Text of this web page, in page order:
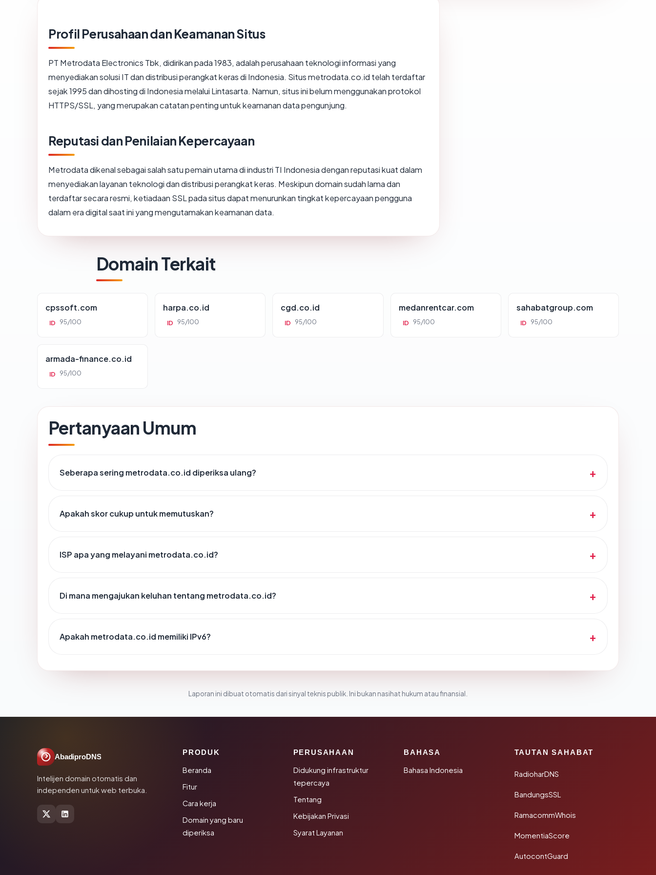
Profil Perusahaan dan Keamanan Situs
PT Metrodata Electronics Tbk, didirikan pada 1983, adalah perusahaan teknologi informasi yang
menyediakan solusi IT dan distribusi perangkat keras di Indonesia. Situs metrodata.co.id telah terdaftar
sejak 1995 dan dihosting di Indonesia melalui Lintasarta. Namun, situs ini belum menggunakan protokol
HTTPS/SSL, yang merupakan catatan penting untuk keamanan data pengunjung.
Reputasi dan Penilaian Kepercayaan
Metrodata dikenal sebagai salah satu pemain utama di industri TI Indonesia dengan reputasi kuat dalam
menyediakan layanan teknologi dan distribusi perangkat keras. Meskipun domain sudah lama dan
terdaftar secara resmi, ketiadaan SSL pada situs dapat menurunkan tingkat kepercayaan pengguna
dalam era digital saat ini yang mengutamakan keamanan data.
Domain Terkait
cpssoft.com
ID 95/100
harpa.co.id
ID 95/100
cgd.co.id
ID 95/100
medanrentcar.com
ID 95/100
sahabatgroup.com
ID 95/100
armada-finance.co.id
ID 95/100
Pertanyaan Umum
Seberapa sering metrodata.co.id diperiksa ulang?
Apakah skor cukup untuk memutuskan?
ISP apa yang melayani metrodata.co.id?
Di mana mengajukan keluhan tentang metrodata.co.id?
Apakah metrodata.co.id memiliki IPv6?
Laporan ini dibuat otomatis dari sinyal teknis publik. Ini bukan nasihat hukum atau finansial.
AbadiproDNS
Intelijen domain otomatis dan
independen untuk web terbuka.
PRODUK
Beranda
Fitur
Cara kerja
Domain yang baru
diperiksa
PERUSAHAAN
Didukung infrastruktur
tepercaya
Tentang
Kebijakan Privasi
Syarat Layanan
BAHASA
Bahasa Indonesia
TAUTAN SAHABAT
RadioharDNS
BandungsSSL
RamacommWhois
MomentiaScore
AutocontGuard